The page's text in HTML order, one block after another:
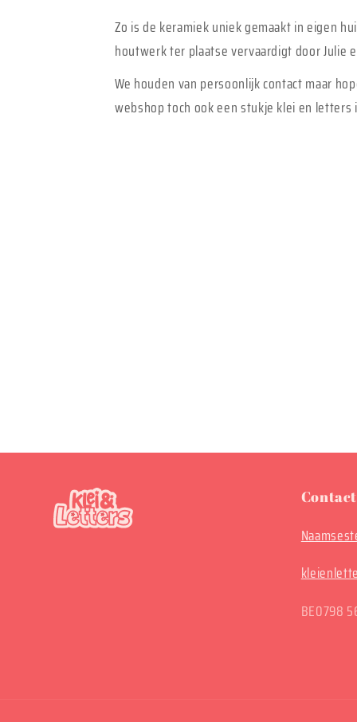
Zo is de keramiek uniek gemaakt in eigen
houtwerk ter plaatse vervaardigt door Julie
We houden van persoonlijk contact maar
webshop toch ook een stukje klei en letters
Contact
BE0798